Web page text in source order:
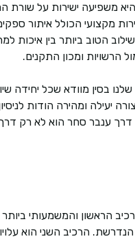
משפיעה ישירות על שורת
מקצועי הכולל איתור
ביותר בין איכות
הרשויות ומכון התקנים.
בסין מוודא שכל
יעילה ומהירה הודות
ענבר סחר הוא לא רק
הראשון והמשמעותי
הרכיב השני הוא